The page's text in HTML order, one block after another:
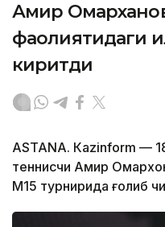
Амир
фаолиятидаги
киритди
ASTANА. Каzinform —
теннисчи Амир
М15 турнирида ғолиб